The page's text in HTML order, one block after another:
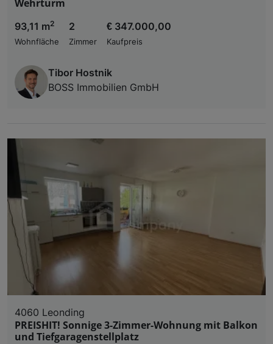
Wehrturm
93,11 m2
Wohnfläche
2
Zimmer
€ 347.000,00
Kaufpreis
Tibor Hostnik
BOSS Immobilien GmbH
4060 Leonding
PREISHIT! Sonnige 3-Zimmer-Wohnung mit Balkon
und Tiefgaragenstellplatz